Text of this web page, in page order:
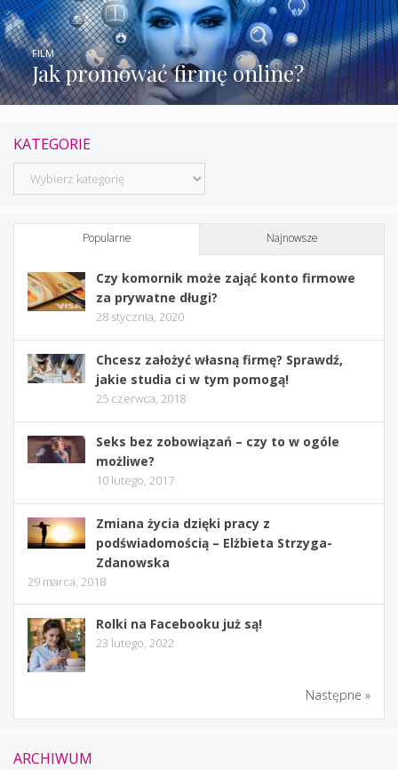
Jak promować firmę online?
FILM
KATEGORIE
Kategorie
Popularne Najnowsze
Czy komornik może zająć konto firmowe
za prywatne długi?
28 stycznia, 2020
Chcesz założyć własną firmę? Sprawdź,
jakie studia ci w tym pomogą!
25 czerwca, 2018
Seks bez zobowiązań – czy to w ogóle
możliwe?
10 lutego, 2017
Zmiana życia dzięki pracy z
podświadomością – Elżbieta Strzyga-
Zdanowska
29 marca, 2018
Rolki na Facebooku już są!
23 lutego, 2022
Następne »
ARCHIWUM